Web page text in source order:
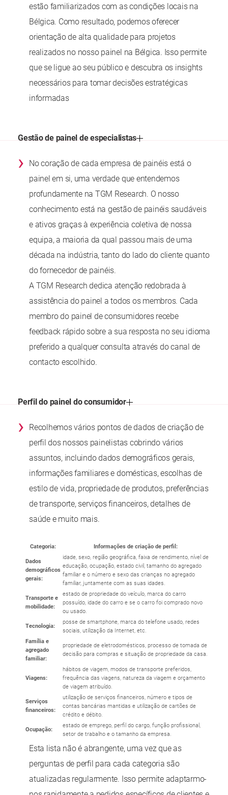
estão familiarizados com as condições locais na
Bélgica. Como resultado, podemos oferecer
orientação de alta qualidade para projetos
realizados no nosso painel na Bélgica. Isso permite
que se ligue ao seu público e descubra os insights
necessários para tomar decisões estratégicas
informadas
Gestão de painel de especialistas
›
No coração de cada empresa de painéis está o
painel em si, uma verdade que entendemos
profundamente na TGM Research. O nosso
conhecimento está na gestão de painéis saudáveis
e ativos graças à experiência coletiva de nossa
equipa, a maioria da qual passou mais de uma
década na indústria, tanto do lado do cliente quanto
do fornecedor de painéis.
A TGM Research dedica atenção redobrada à
assistência do painel a todos os membros. Cada
membro do painel de consumidores recebe
feedback rápido sobre a sua resposta no seu idioma
preferido a qualquer consulta através do canal de
contacto escolhido.
Perfil do painel do consumidor
›
Recolhemos vários pontos de dados de criação de
perfil dos nossos painelistas cobrindo vários
assuntos, incluindo dados demográficos gerais,
informações familiares e domésticas, escolhas de
estilo de vida, propriedade de produtos, preferências
de transporte, serviços financeiros, detalhes de
saúde e muito mais.
Categoria: Informações de criação de perfil:
Dados
demográficos
gerais:
idade, sexo, região geográfica, faixa de rendimento, nível de
educação, ocupação, estado civil, tamanho do agregado
familiar e o número e sexo das crianças no agregado
familiar, juntamente com as suas idades.
Transporte e
mobilidade:
estado de propriedade do veículo, marca do carro
possuído, idade do carro e se o carro foi comprado novo
ou usado.
Tecnologia:
posse de smartphone, marca do telefone usado, redes
sociais, utilização da Internet, etc.
Família e
agregado
familiar:
propriedade de eletrodomésticos, processo de tomada de
decisão para compras e situação de propriedade da casa.
Viagens:
hábitos de viagem, modos de transporte preferidos,
frequência das viagens, natureza da viagem e orçamento
de viagem atribuído.
Serviços
financeiros:
utilização de serviços financeiros, número e tipos de
contas bancárias mantidas e utilização de cartões de
crédito e débito.
Ocupação:
estado de emprego, perfil do cargo, função profissional,
setor de trabalho e o tamanho da empresa.
Esta lista não é abrangente, uma vez que as
perguntas de perfil para cada categoria são
atualizadas regularmente. Isso permite adaptarmo-